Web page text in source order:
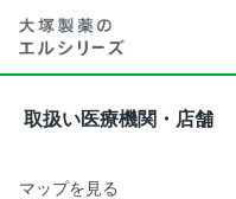
取扱い医療機関・店舗
マップを見る